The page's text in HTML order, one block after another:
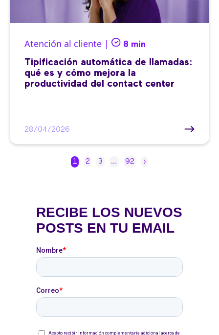
Atención al cliente | 8 min
Tipificación automática de llamadas:
qué es y cómo mejora la
productividad del contact center
28/04/2026
1 2 3 … 92 ›